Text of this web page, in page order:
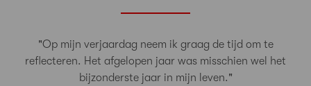
"Op mijn verjaardag neem ik graag de tijd om te
reflecteren. Het afgelopen jaar was misschien wel het
bijzonderste jaar in mijn leven."